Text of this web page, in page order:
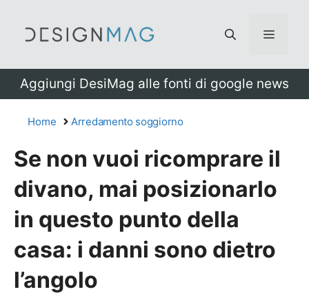
Menu
Aggiungi DesiMag alle fonti di google news
Home Arredamento soggiorno
Se non vuoi ricomprare il
divano, mai posizionarlo
in questo punto della
casa: i danni sono dietro
l’angolo